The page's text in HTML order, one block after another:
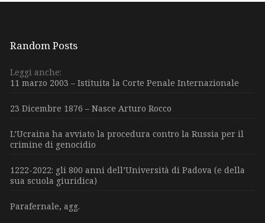
Random Posts
Leggi anche:
11 marzo 2003 – Istituita la Corte Penale Internazionale
23 Dicembre 1876 – Nasce Arturo Rocco
L’Ucraina ha avviato la procedura contro la Russia per il
crimine di genocidio
1222-2022: gli 800 anni dell’Università di Padova (e della
sua scuola giuridica)
Parafernale, agg.